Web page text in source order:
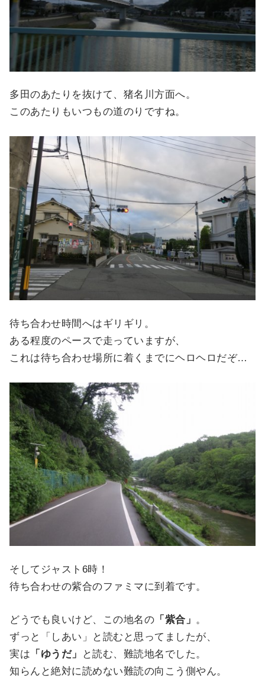
多田のあたりを抜けて、猪名川方面へ。
このあたりもいつもの道のりですね。
待ち合わせ時間へはギリギリ。
ある程度のペースで走っていますが、
これは待ち合わせ場所に着くまでにヘロヘロだぞ…
そしてジャスト6時！
待ち合わせの紫合のファミマに到着です。
どうでも良いけど、この地名の 「紫合」 。
ずっと「しあい」と読むと思ってましたが、
実は 「ゆうだ」
と読む、難読地名でした。
知らんと絶対に読めない難読の向こう側やん。